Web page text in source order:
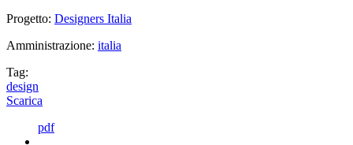
Progetto: Designers Italia
Amministrazione: italia
Tag:
design
Scarica
pdf